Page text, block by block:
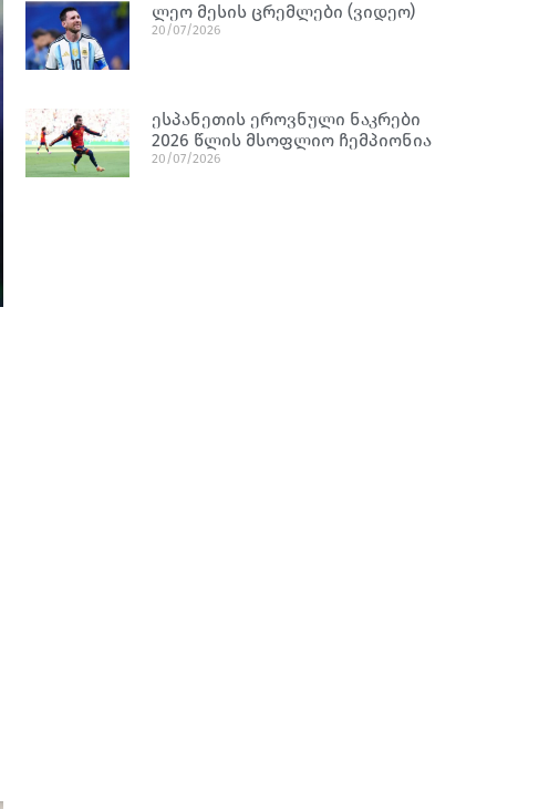
ლეო მესის ცრემლები (ვიდეო)
20/07/2026
ესპანეთის ეროვნული ნაკრები
2026 წლის მსოფლიო ჩემპიონია
20/07/2026